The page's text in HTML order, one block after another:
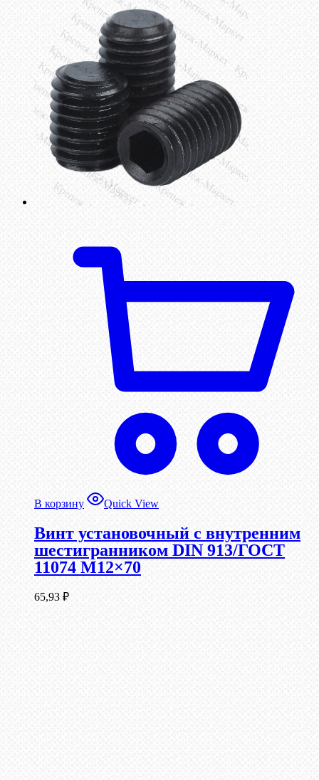
В корзину Quick View
Винт установочный с внутренним
шестигранником DIN 913/ГОСТ
11074 М12×70
65,93 ₽